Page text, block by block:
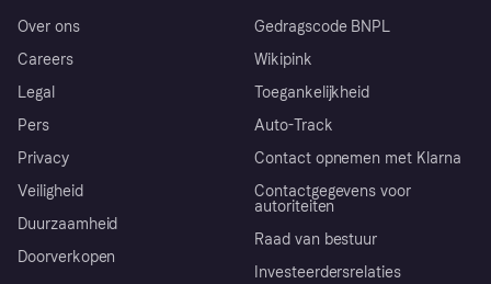
Over ons
Careers
Legal
Pers
Privacy
Veiligheid
Duurzaamheid
Doorverkopen
Gedragscode BNPL
Wikipink
Toegankelijkheid
Auto-Track
Contact opnemen met Klarna
Contactgegevens voor
autoriteiten
Raad van bestuur
Investeerdersrelaties